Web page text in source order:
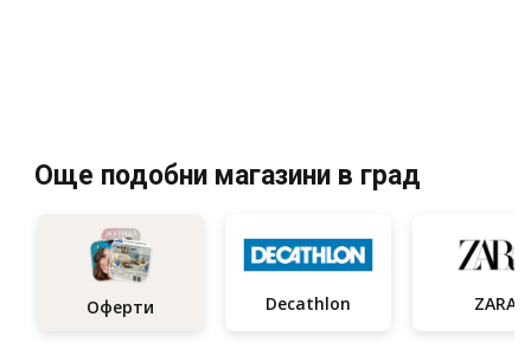
Още подобни магазини в град
Оферти Decathlon ZARA